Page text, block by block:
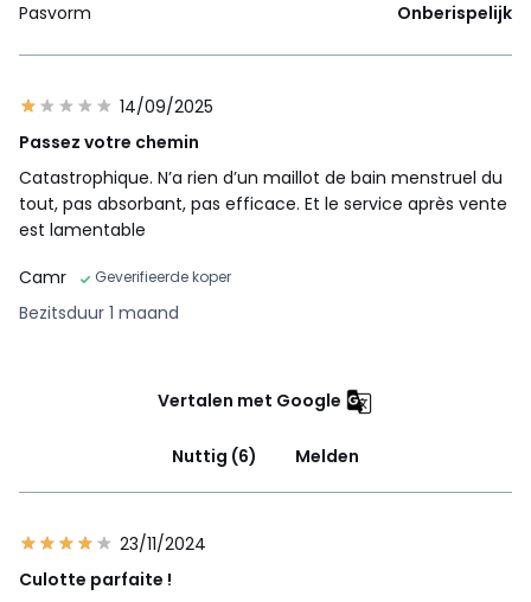
Pasvorm Onberispelijk
14/09/2025
Passez votre chemin
Catastrophique. N’a rien d’un maillot de bain menstruel du
tout, pas absorbant, pas efficace. Et le service après vente
est lamentable
Camr
Geverifieerde koper
Bezitsduur 1 maand
Vertalen met Google
Nuttig (6) Melden
23/11/2024
Culotte parfaite !